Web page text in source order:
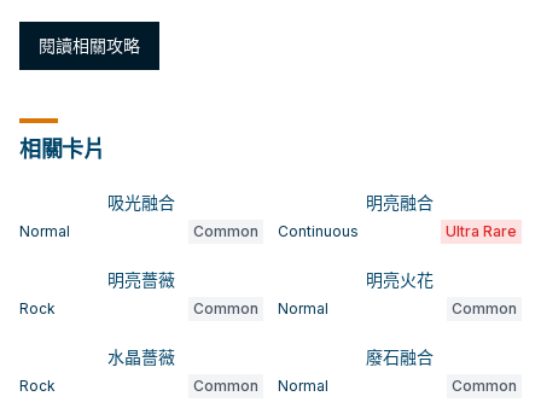
閱讀相關攻略
相關卡片
吸光融合
Normal Common
明亮融合
Continuous Ultra Rare
明亮薔薇
Rock Common
明亮火花
Normal Common
水晶薔薇
Rock Common
廢石融合
Normal Common